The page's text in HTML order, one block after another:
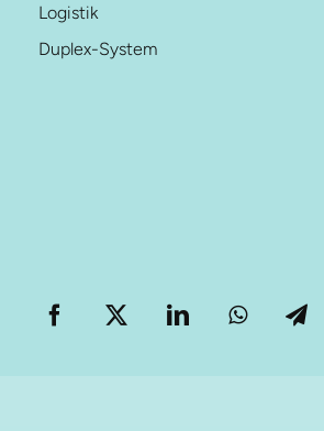
Logistik
Duplex-System